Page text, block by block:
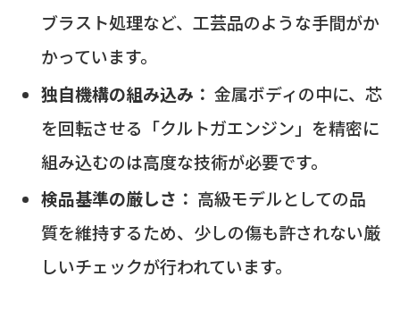
ブラスト処理など、工芸品のような手間がか
かっています。
独自機構の組み込み： 金属ボディの中に、芯
を回転させる「クルトガエンジン」を精密に
組み込むのは高度な技術が必要です。
検品基準の厳しさ： 高級モデルとしての品
質を維持するため、少しの傷も許されない厳
しいチェックが行われています。